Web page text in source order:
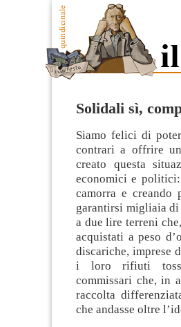
Solidali sì,
Siamo felici di
contrari a offrire
creato questa
economici e
camorra e creando
garantirsi migliaia
a due lire terreni
acquistati a peso
discariche, imprese
i loro rifiuti
commissari che, in
raccolta
che andasse oltre